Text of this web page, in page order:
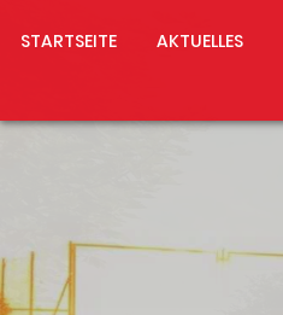
STARTSEITE AKTUELLES